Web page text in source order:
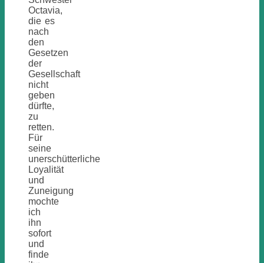
Octavia,
die es
nach
den
Gesetzen
der
Gesellschaft
nicht
geben
dürfte,
zu
retten.
Für
seine
unerschütterliche
Loyalität
und
Zuneigung
mochte
ich
ihn
sofort
und
finde